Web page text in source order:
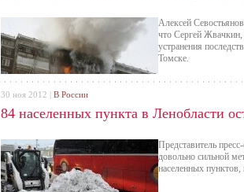
Алексей
что Сергей Жвачкин,
устранения
Томске.
84 населенных пункта в Ленобласти
Представитель
довольно сильной
населенных пунктов,
30 ноя 2012 | В России